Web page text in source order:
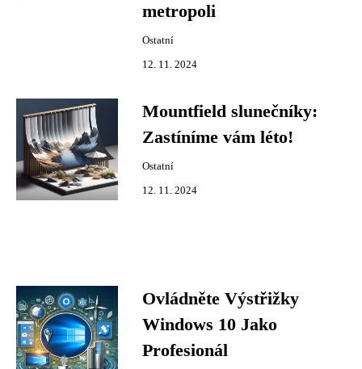
metropoli
Ostatní
12. 11. 2024
Mountfield slunečníky:
Zastíníme vám léto!
Ostatní
12. 11. 2024
Ovládněte Výstřižky
Windows 10 Jako
Profesionál